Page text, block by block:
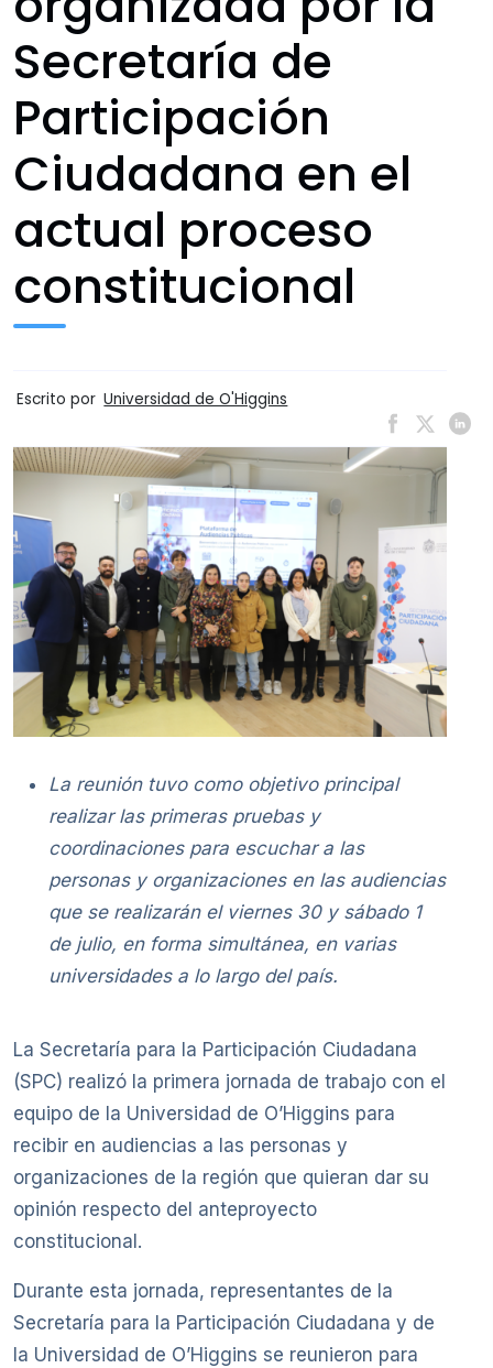
Secretaría de
Participación
Ciudadana en el
actual proceso
constitucional
Escrito por Universidad de O'Higgins
La reunión tuvo como objetivo principal
realizar las primeras pruebas y
coordinaciones para escuchar a las
personas y organizaciones en las audiencias
que se realizarán el viernes 30 y sábado 1
de julio, en forma simultánea, en varias
universidades a lo largo del país.
La Secretaría para la Participación Ciudadana
(SPC) realizó la primera jornada de trabajo con el
equipo de la Universidad de O’Higgins para
recibir en audiencias a las personas y
organizaciones de la región que quieran dar su
opinión respecto del anteproyecto
constitucional.
Durante esta jornada, representantes de la
Secretaría para la Participación Ciudadana y de
la Universidad de O’Higgins se reunieron para